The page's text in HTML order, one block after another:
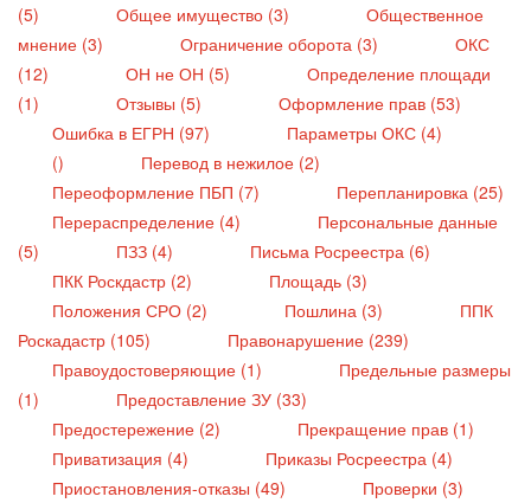
(5)
Общее имущество (3)
Общественное
мнение (3)
Ограничение оборота (3)
ОКС
(12)
ОН не ОН (5)
Определение площади
(1)
Отзывы (5)
Оформление прав (53)
Ошибка в ЕГРН (97)
Параметры ОКС (4)
()
Перевод в нежилое (2)
Переоформление ПБП (7)
Перепланировка (25)
Перераспределение (4)
Персональные данные
(5)
ПЗЗ (4)
Письма Росреестра (6)
ПКК Роскдастр (2)
Площадь (3)
Положения СРО (2)
Пошлина (3)
ППК
Роскадастр (105)
Правонарушение (239)
Правоудостоверяющие (1)
Предельные размеры
(1)
Предоставление ЗУ (33)
Предостережение (2)
Прекращение прав (1)
Приватизация (4)
Приказы Росреестра (4)
Приостановления-отказы (49)
Проверки (3)